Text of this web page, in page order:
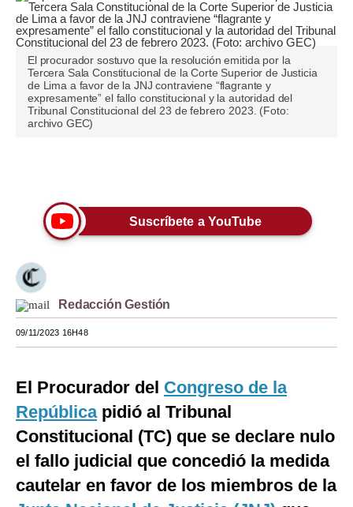
Pregunta de hoy
Blogs
Tendencias
Lujo
Estilos
Mundo
EEUU
México
España
Tecnología
Club del Suscriptor
Mix
G de Gestión
El procurador sostuvo que la resolución emitida por la
Tercera Sala Constitucional de la Corte Superior de Justicia
de Lima a favor de la JNJ contraviene “flagrante y
expresamente” el fallo constitucional y la autoridad del
Tribunal Constitucional del 23 de febrero 2023. (Foto:
archivo GEC)
Suscríbete a YouTube
Redacción Gestión
09/11/2023 16H48
El Procurador del Congreso de la
Repúblicapidió al Tribunal
Constitucional (TC) que se declare nulo
el fallo judicial que concedió la medida
cautelar en favor de los miembros de la